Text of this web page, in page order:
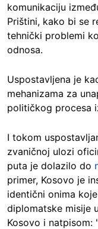
komunikaciju
Prištini, kako bi se
tehnički problemi
odnosa.
Uspostavljena je
mehanizama za
političkog procesa
I tokom
zvaničnoj ulozi
puta je dolazilo do
primer, Kosovo je
identični onima
diplomatske misije
Kosovo i natpisom: